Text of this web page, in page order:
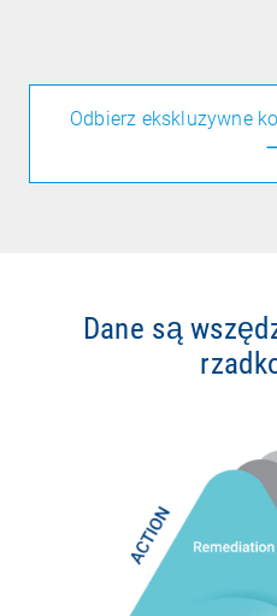
Odbierz ekskluzywne
Dane są